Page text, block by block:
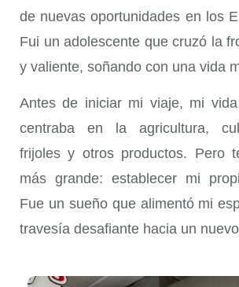
de nuevas oportunidades en los
Fui un adolescente que cruzó la
y valiente, soñando con una vida
Antes de iniciar mi viaje, mi
centraba en la agricultura,
frijoles y otros productos. Pero
más grande: establecer mi
Fue un sueño que alimentó mi
travesía desafiante hacia un